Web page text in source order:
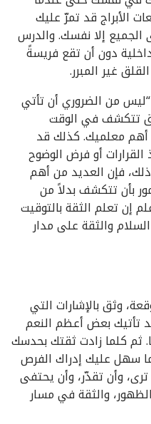
الأبراج قد تمرّ عليك
إلا نفسك. والدرس
دون أن تقع فريسةً
غير المبرر.
من الضروري أن تأتي
تتكشف في الوقت
أهم معلميك. كذلك قد
أو فرض الوضوح
فإن العديد من أهم
بأن تتكشف بدلاً من
إن تعلم الثقة بالتوقيت
والثقة على مدار
وثق بالإشارات التي
تأتيك بعض أعظم النعم
ثم كلما زادت ثقتك بحدسك
سهل عليك إدراك الفرص
وأن تقدّر، وأن يحتفى
والثقة في مسار